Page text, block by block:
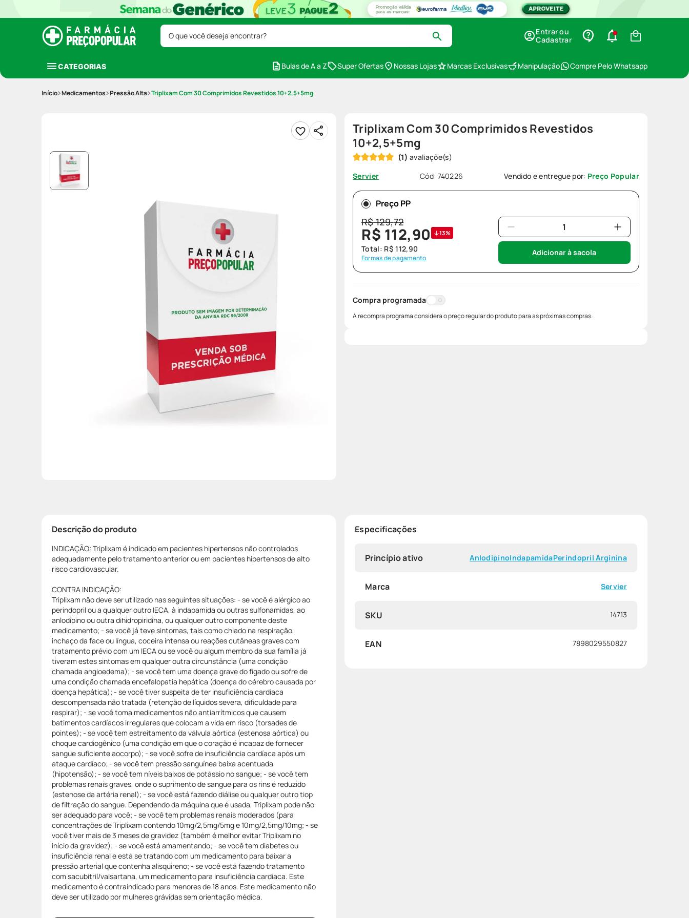
O que você deseja encontrar?
Entrar ou
Cadastrar
CATEGORIAS Bulas de A a Z Super Ofertas Nossas Lojas Marcas Exclusivas Manipulação Compre Pelo Whatsapp
Medicamentos Pressão Alta Triplixam Com 30 Comprimidos Revestidos 10+2,5+5mg
Triplixam Com 30 Comprimidos Revestidos
10+2,5+5mg
(1)
Servier
Cód: 740226 Vendido e entregue por: Preço Popular
Preço PP
R$129,72
R$ 112,90 13%
Total: R$ 112,90
Formas de pagamento
Adicionar à sacola
Compra programada
A recompra programa considera o preço regular do produto para as próximas compras.
Descrição do produto
INDICAÇÃO: Triplixam é indicado em pacientes hipertensos não controlados
adequadamente pelo tratamento anterior ou em pacientes hipertensos de alto
risco cardiovascular.
CONTRA INDICAÇÃO:
Triplixam não deve ser utilizado nas seguintes situações: - se você é alérgico ao
perindopril ou a qualquer outro IECA, à indapamida ou outras sulfonamidas, ao
anlodipino ou outra dihidropiridina, ou qualquer outro componente deste
medicamento; - se você já teve sintomas, tais como chiado na respiração,
inchaço da face ou língua, coceira intensa ou reações cutâneas graves com
tratamento prévio com um IECA ou se você ou algum membro da sua família já
tiveram estes sintomas em qualquer outra circunstância (uma condição
chamada angioedema); - se você tem uma doença grave do fígado ou sofre de
uma condição chamada encefalopatia hepática (doença do cérebro causada por
doença hepática); - se você tiver suspeita de ter insuficiência cardíaca
descompensada não tratada (retenção de líquidos severa, dificuldade para
respirar); - se você toma medicamentos não antiarrítmicos que causem
batimentos cardíacos irregulares que colocam a vida em risco (torsades de
pointes); - se você tem estreitamento da válvula aórtica (estenosa aórtica) ou
choque cardiogênico (uma condição em que o coração é incapaz de fornecer
sangue suficiente aocorpo); - se você sofre de insuficiência cardíaca após um
ataque cardíaco; - se você tem pressão sanguínea baixa acentuada
(hipotensão); - se você tem níveis baixos de potássio no sangue; - se você tem
problemas renais graves, onde o suprimento de sangue para os rins é reduzido
(estenose da artéria renal); - se você está fazendo diálise ou qualquer outro tiop
de filtração do sangue. Dependendo da máquina que é usada, Triplixam pode não
ser adequado para você; - se você tem problemas renais moderados (para
concentrações de Triplixam contendo 10mg/2,5mg/5mg e 10mg/2,5mg/10mg; - se
você tiver mais de 3 meses de gravidez (também é melhor evitar Triplixam no
início da gravidez); - se você está amamentando; - se você tem diabetes ou
insuficiência renal e está se tratando com um medicamento para baixar a
pressão arterial que contenha alisquireno; - se você está fazendo tratamento
com sacubitril/valsartana, um medicamento para insuficiência cardíaca. Este
medicamento é contraindicado para menores de 18 anos. Este medicamento não
deve ser utilizado por mulheres grávidas sem orientação médica.
Especificações
Princípio ativo AnlodipinoIndapamidaPerindopril Arginina
Marca Servier
SKU 14713
EAN 7898029550827